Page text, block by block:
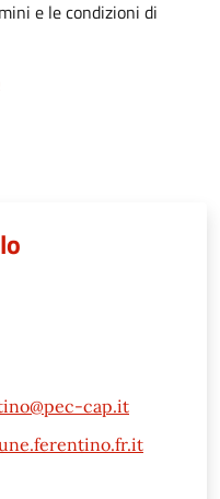
e le condizioni di
cap.it